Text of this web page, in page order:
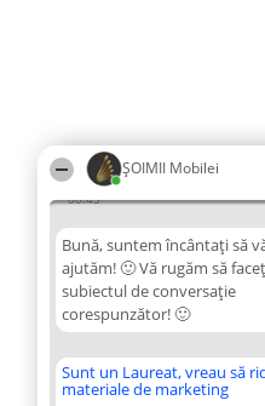
ȘOIMII Mobilei
00:45
Bună, suntem încântați să
ajutăm! 🙂 Vă rugăm să
subiectul de conversație
corespunzător! 🙂
Sunt un Laureat, vreau să
materiale de marketing